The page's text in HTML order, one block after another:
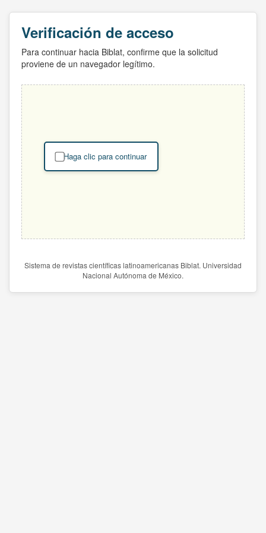
Verificación de acceso
Para continuar hacia Biblat, confirme que la solicitud
proviene de un navegador legítimo.
Haga clic para continuar
Sistema de revistas científicas latinoamericanas Biblat. Universidad
Nacional Autónoma de México.